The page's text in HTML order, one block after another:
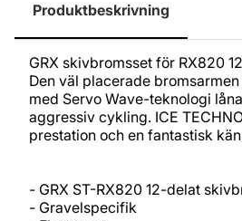
Produktbeskrivning
GRX skivbromsset för RX820
Den väl placerade
med Servo Wave-teknologi
aggressiv cykling. ICE
prestation och en fantastisk
- GRX ST-RX820 12-delat
- Gravelspecifik